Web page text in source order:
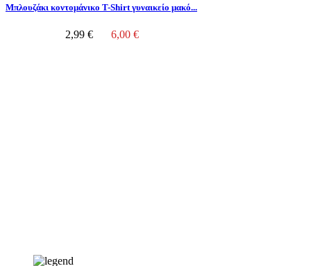
Μπλουζάκι κοντομάνικο T-Shirt γυναικείο μακό...
2,99 € 6,00 €